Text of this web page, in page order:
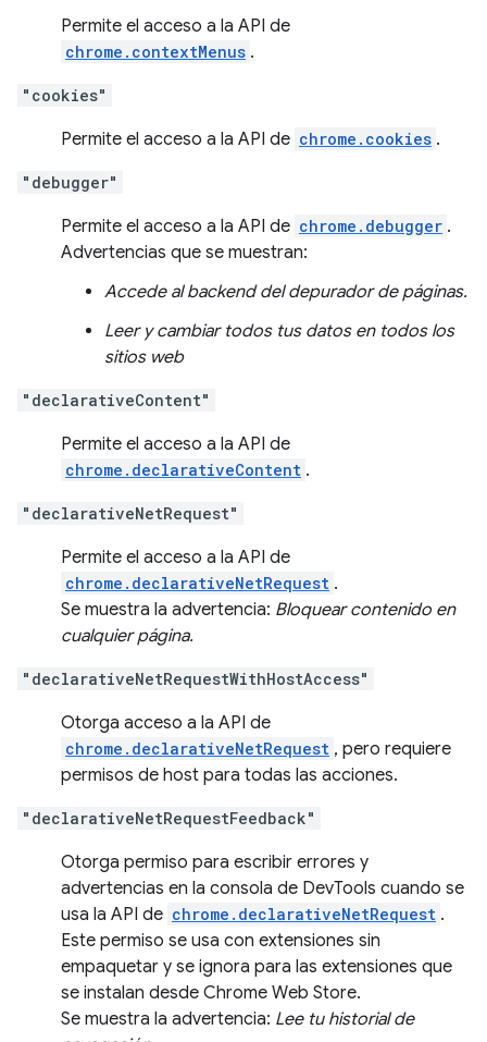
Permite el acceso a la API de
chrome.contextMenus .
"cookies"
Permite el acceso a la API de chrome.cookies .
"debugger"
Permite el acceso a la API de chrome.debugger .
Advertencias que se muestran:
Accede al backend del depurador de páginas.
Leer y cambiar todos tus datos en todos los
sitios web
"declarativeContent"
Permite el acceso a la API de
chrome.declarativeContent .
"declarativeNetRequest"
Permite el acceso a la API de
chrome.declarativeNetRequest .
Se muestra la advertencia: Bloquear contenido en
cualquier página.
"declarativeNetRequestWithHostAccess"
Otorga acceso a la API de
chrome.declarativeNetRequest , pero requiere
permisos de host para todas las acciones.
"declarativeNetRequestFeedback"
Otorga permiso para escribir errores y
advertencias en la consola de DevTools cuando se
usa la API de chrome.declarativeNetRequest .
Este permiso se usa con extensiones sin
empaquetar y se ignora para las extensiones que
se instalan desde Chrome Web Store.
Se muestra la advertencia: Lee tu historial de